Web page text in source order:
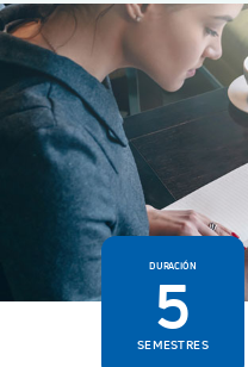
DURACIÓN
5
SEMESTRES